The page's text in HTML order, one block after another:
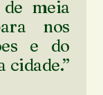
meia
nos
e do
cidade.”